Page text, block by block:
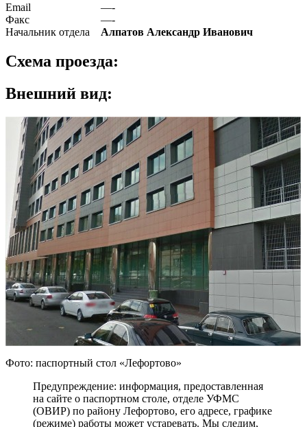
Email
—-
Факс
—-
Начальник отдела
Алпатов Александр Иванович
Схема проезда:
Внешний вид:
Фото: паспортный стол «Лефортово»
Предупреждение: информация, предоставленная
на сайте о паспортном столе, отделе УФМС
(ОВИР) по району Лефортово, его адресе, графике
(режиме) работы может устаревать. Мы следим,